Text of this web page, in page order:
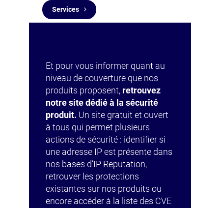
Services
Et pour vous informer quant au
niveau de couverture que nos
produits proposent, retrouvez
notre site dédié à la sécurité
produit. Un site gratuit et ouvert
à tous qui permet plusieurs
actions de sécurité : identifier si
une adresse IP est présente dans
nos bases d’IP Reputation,
retrouver les protections
existantes sur nos produits ou
encore accéder à la liste des CVE